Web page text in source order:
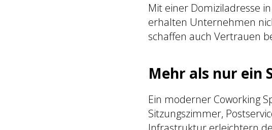
Mit einer Domiziladresse
erhalten Unternehmen
schaffen auch Vertrauen
Mehr als nur ein
Ein moderner Coworking
Sitzungszimmer,